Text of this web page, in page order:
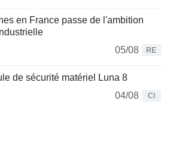
en France passe de l'ambition
05/08
RE
de sécurité matériel Luna 8
04/08
CI